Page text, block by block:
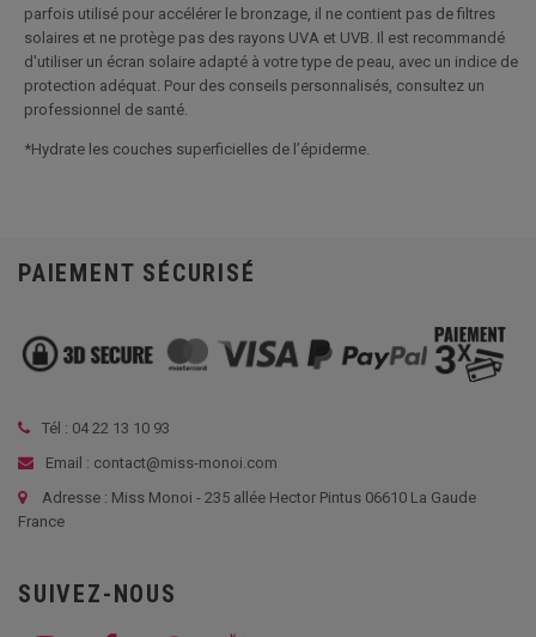
parfois utilisé pour accélérer le bronzage, il ne contient pas de filtres
solaires et ne protège pas des rayons UVA et UVB. Il est recommandé
d'utiliser un écran solaire adapté à votre type de peau, avec un indice de
protection adéquat. Pour des conseils personnalisés, consultez un
professionnel de santé.
*Hydrate les couches superficielles de l’épiderme.
PAIEMENT SÉCURISÉ
Tél : 04 22 13 10 93
Email : contact@miss-monoi.com
Adresse : Miss Monoi - 235 allée Hector Pintus 06610 La Gaude
France
SUIVEZ-NOUS